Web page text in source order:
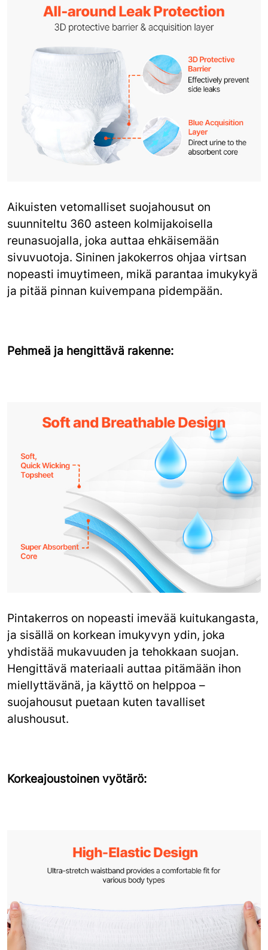
Aikuisten vetomalliset suojahousut on
suunniteltu 360 asteen kolmijakoisella
reunasuojalla, joka auttaa ehkäisemään
sivuvuotoja. Sininen jakokerros ohjaa virtsan
nopeasti imuytimeen, mikä parantaa imukykyä
ja pitää pinnan kuivempana pidempään.
Pehmeä ja hengittävä rakenne:
Pintakerros on nopeasti imevää kuitukangasta,
ja sisällä on korkean imukyvyn ydin, joka
yhdistää mukavuuden ja tehokkaan suojan.
Hengittävä materiaali auttaa pitämään ihon
miellyttävänä, ja käyttö on helppoa –
suojahousut puetaan kuten tavalliset
alushousut.
Korkeajoustoinen vyötärö: